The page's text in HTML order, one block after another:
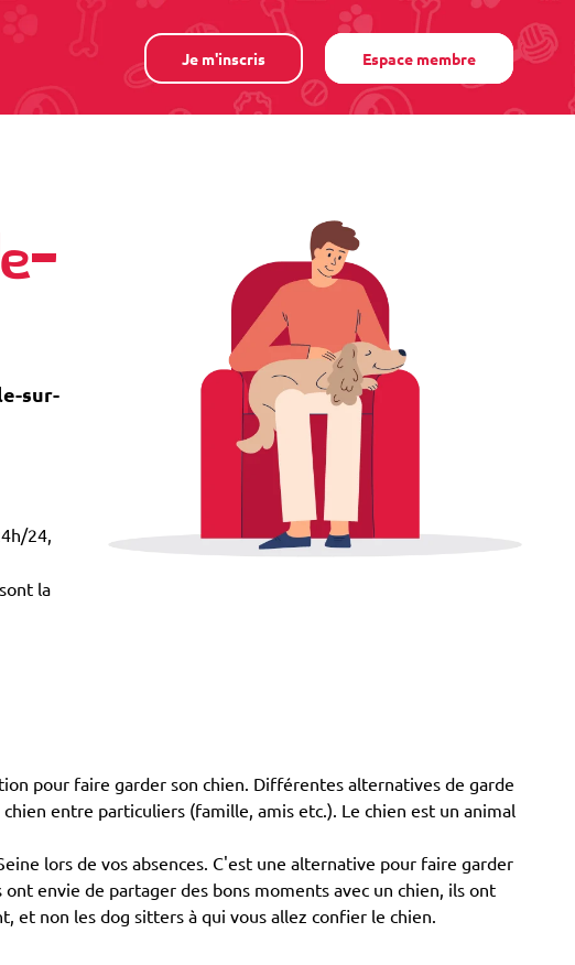
Je m'inscris Espace membre
sur-
24,
la
pour faire garder son chien. Différentes alternatives de garde
entre particuliers (famille, amis etc.). Le chien est un animal
lors de vos absences. C'est une alternative pour faire garder
envie de partager des bons moments avec un chien, ils ont
et non les dog sitters à qui vous allez confier le chien.